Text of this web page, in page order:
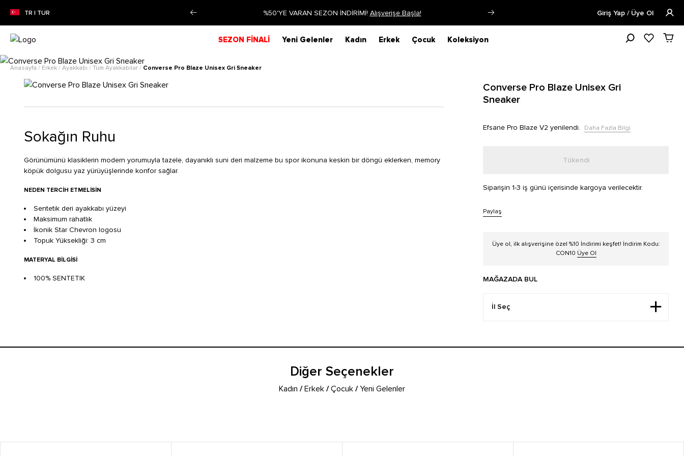
TR | TUR
VARAN SEZON İNDİRİMİ! Siparişin 1-3 iş günü içerisinde kargoya verilecektir. Daha Fazla Bilgi Öğrencilere Özel
Giriş Yap / Üye Ol
SEZON FİNALİ Yeni Gelenler Kadın Erkek Çocuk Koleksiyon
Anasayfa / Erkek / Ayakkabı / Tüm Ayakkabılar / Converse Pro Blaze Unisex Gri Sneaker
Sokağın Ruhu
Görünümünü klasiklerin modern yorumuyla tazele, dayanıklı suni deri malzeme bu spor ikonuna keskin bir döngü eklerken, memory
köpük dolgusu yaz yürüyüşlerinde konfor sağlar.
NEDEN TERCIH ETMELISIN
Sentetik deri ayakkabı yüzeyi
Maksimum rahatlık
İkonik Star Chevron logosu
Topuk Yüksekliği: 3 cm
MATERYAL BILGISI
100% SENTETIK
Converse Pro Blaze Unisex Gri
Sneaker
Efsane Pro Blaze V2 yenilendi. Daha Fazla Bilgi
Tükendi
Siparişin 1-3 iş günü içerisinde kargoya verilecektir.
Paylaş
Üye ol, ilk alışverişine özel %10 İndirimi keşfet! İndirim Kodu:
CON10 Üye Ol
MAĞAZADA BUL
Diğer Seçenekler
Kadın /Erkek /Çocuk /Yeni Gelenler